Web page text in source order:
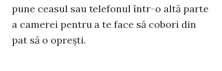
pune ceasul sau telefonul într-o altă parte
a camerei pentru a te face să cobori din
pat să o opreşti.